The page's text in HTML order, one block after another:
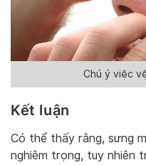
Chú ý việc
Kết luận
Có thể thấy rằng, sưng
nghiêm trọng, tuy nhiên